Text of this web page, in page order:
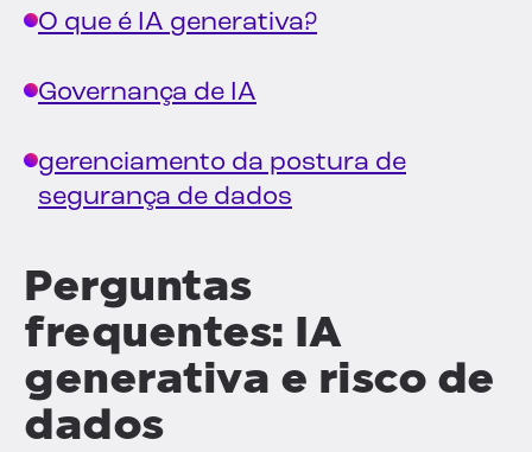
O que é IA generativa?
Governança de IA
gerenciamento da postura de
segurança de dados
Perguntas
frequentes: IA
generativa e risco de
dados